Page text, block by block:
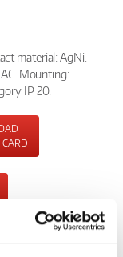
material: AgNi.
AC. Mounting:
IP 20.